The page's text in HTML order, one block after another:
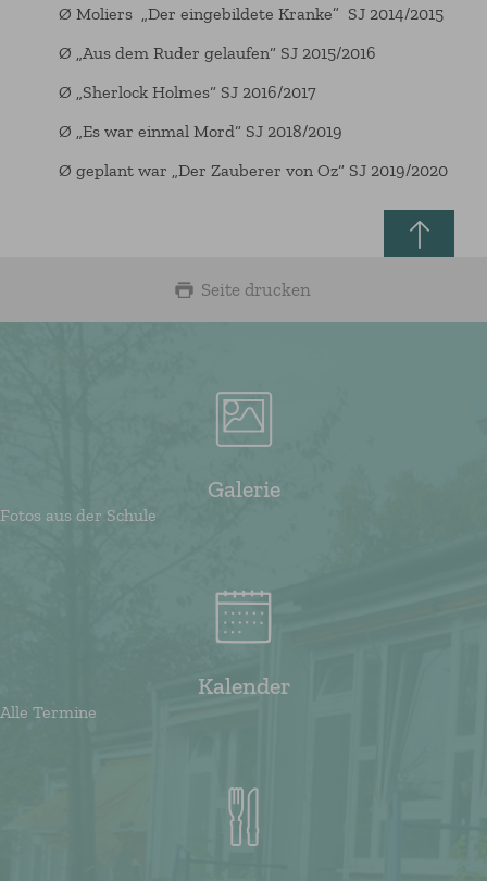
Ø Moliers „Der eingebildete Kranke” SJ 2014/2015
Ø „Aus dem Ruder gelaufen“ SJ 2015/2016
Ø „Sherlock Holmes“ SJ 2016/2017
Ø „Es war einmal Mord“ SJ 2018/2019
Ø geplant war „Der Zauberer von Oz“ SJ 2019/2020
Seite drucken
Galerie
Fotos aus der Schule
Kalender
Alle Termine